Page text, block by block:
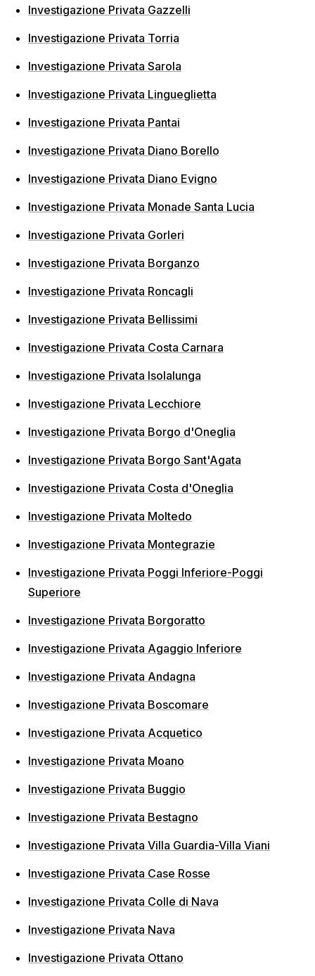
Investigazione Privata Gazzelli
Investigazione Privata Torria
Investigazione Privata Sarola
Investigazione Privata Lingueglietta
Investigazione Privata Pantai
Investigazione Privata Diano Borello
Investigazione Privata Diano Evigno
Investigazione Privata Monade Santa Lucia
Investigazione Privata Gorleri
Investigazione Privata Borganzo
Investigazione Privata Roncagli
Investigazione Privata Bellissimi
Investigazione Privata Costa Carnara
Investigazione Privata Isolalunga
Investigazione Privata Lecchiore
Investigazione Privata Borgo d'Oneglia
Investigazione Privata Borgo Sant'Agata
Investigazione Privata Costa d'Oneglia
Investigazione Privata Moltedo
Investigazione Privata Montegrazie
Investigazione Privata Poggi Inferiore-Poggi
Superiore
Investigazione Privata Borgoratto
Investigazione Privata Agaggio Inferiore
Investigazione Privata Andagna
Investigazione Privata Boscomare
Investigazione Privata Acquetico
Investigazione Privata Moano
Investigazione Privata Buggio
Investigazione Privata Bestagno
Investigazione Privata Villa Guardia-Villa Viani
Investigazione Privata Case Rosse
Investigazione Privata Colle di Nava
Investigazione Privata Nava
Investigazione Privata Ottano